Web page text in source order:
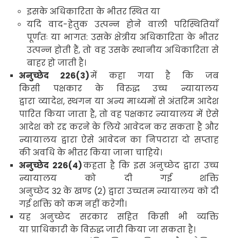
इसके अधिकारिता के भीतर स्थित या
यदि वाद-हेतुक उत्पन्न होने वाली परिस्थितियाँ
पूर्णतः या भागत: उसके क्षेत्रीय अधिकारिता के भीतर
उत्पन्न होती हैं,तो वह उसके स्थानीय अधिकारिता से
बाहर हो जाती है।
अनुच्छेद 226(3)में कहा गया है कि जब
किसी पक्षकार के विरुद्ध उच्च न्यायालय
द्वारा व्यादेश,स्थगन या अन्य माध्यमों से अंतरिम आदेश
पारित किया जाता है, तो वह पक्षकार न्यायालय में ऐसे
आदेश को रद्द करने के लिये आवेदन कर सकता है और
न्यायालय द्वारा ऐसे आवेदन का निपटारा दो सप्ताह
की अवधि के भीतर किया जाना चाहिये।
अनुच्छेद 226(4)कहता है कि इस अनुच्छेद द्वारा उच्च
न्यायालय को दी गई शक्ति
अनुच्छेद 32के खण्ड(2)द्वारा उच्चतम न्यायालय को दी
गई शक्ति को कम नहीं करेगी।
यह अनुच्छेद सरकार सहित किसी भी व्यक्ति
या प्राधिकारी के विरुद्ध जारी किया जा सकता है।